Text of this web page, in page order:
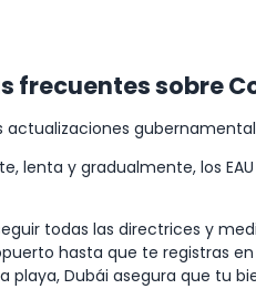
frecuentes sobre
lenta y gradualmente, los
todas las directrices y
hasta que te registras
Dubái asegura que tu